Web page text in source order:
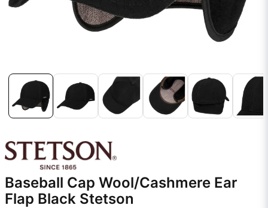
Baseball Cap Wool/Cashmere Ear
Flap Black Stetson